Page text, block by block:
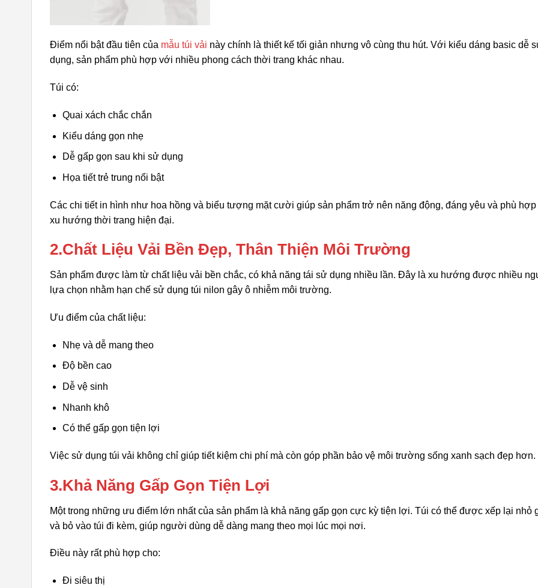
Điểm nổi bật đầu tiên của mẫu túi vải này chính là thiết kế tối giản nhưng vô cùng thu hút. Với kiểu dáng basic dễ
dụng, sản phẩm phù hợp với nhiều phong cách thời trang khác nhau.
Túi có:
Quai xách chắc chắn
Kiểu dáng gọn nhẹ
Dễ gấp gọn sau khi sử dụng
Họa tiết trẻ trung nổi bật
Các chi tiết in hình như hoa hồng và biểu tượng mặt cười giúp sản phẩm trở nên năng động, đáng yêu và phù
xu hướng thời trang hiện đại.
2.Chất Liệu Vải Bền Đẹp, Thân Thiện Môi Trường
Sản phẩm được làm từ chất liệu vải bền chắc, có khả năng tái sử dụng nhiều lần. Đây là xu hướng được nhiều
lựa chọn nhằm hạn chế sử dụng túi nilon gây ô nhiễm môi trường.
Ưu điểm của chất liệu:
Nhẹ và dễ mang theo
Độ bền cao
Dễ vệ sinh
Nhanh khô
Có thể gấp gọn tiện lợi
Việc sử dụng túi vải không chỉ giúp tiết kiệm chi phí mà còn góp phần bảo vệ môi trường sống xanh sạch đẹp hơn.
3.Khả Năng Gấp Gọn Tiện Lợi
Một trong những ưu điểm lớn nhất của sản phẩm là khả năng gấp gọn cực kỳ tiện lợi. Túi có thể được xếp lại nhỏ
và bỏ vào túi đi kèm, giúp người dùng dễ dàng mang theo mọi lúc mọi nơi.
Điều này rất phù hợp cho:
Đi siêu thị